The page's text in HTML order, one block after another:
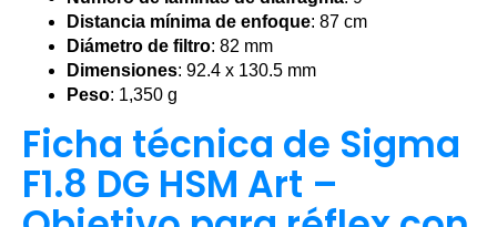
Distancia mínima de enfoque: 87 cm
Diámetro de filtro: 82 mm
Dimensiones: 92.4 x 130.5 mm
Peso: 1,350 g
Ficha técnica de Sigma
F1.8 DG HSM Art –